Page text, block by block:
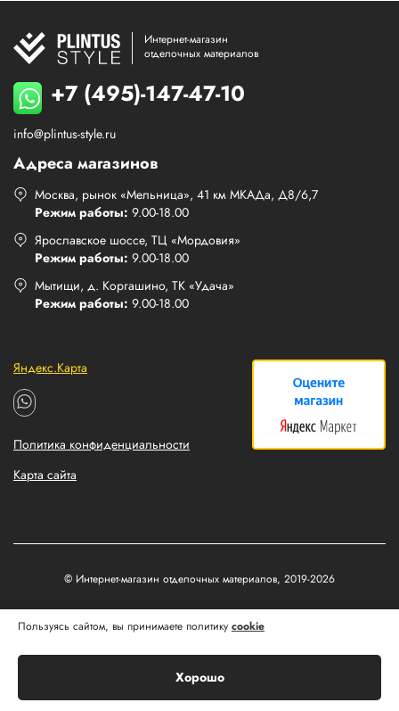
Интернет-магазин
отделочных материалов
+7 (495)-147-47-10
info@plintus-style.ru
Адреса магазинов
Москва, рынок «Мельница», 41 км МКАДа, Д8/6,7
Режим работы: 9.00-18.00
Ярославское шоссе, ТЦ «Мордовия»
Режим работы: 9.00-18.00
Мытищи, д. Коргашино, ТК «Удача»
Режим работы: 9.00-18.00
Яндекс.Карта
Политика конфиденциальности
Карта сайта
© Интернет-магазин отделочных материалов, 2019-2026
Matus&Kvits
Пользуясь сайтом, вы принимаете политику cookie
Хорошо
Главная
Каталог Профиль